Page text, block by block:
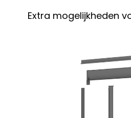
Extra mogelijkheden